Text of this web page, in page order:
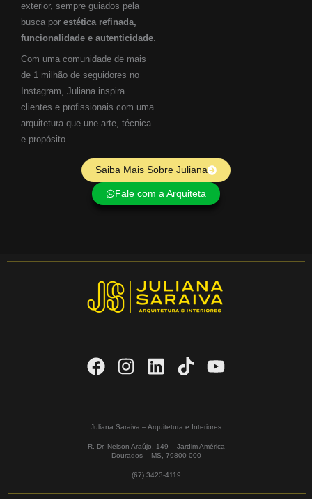
exterior, sempre guiados pela
busca por estética refinada,
funcionalidade e autenticidade.
Com uma comunidade de mais
de 1 milhão de seguidores no
Instagram, Juliana inspira
clientes e profissionais com uma
arquitetura que une arte, técnica
e propósito.
Saiba Mais Sobre Juliana
Fale com a Arquiteta
Juliana Saraiva – Arquitetura e Interiores
R. Dr. Nelson Araújo, 149 – Jardim América
Dourados – MS, 79800-000
(67) 3423-4119